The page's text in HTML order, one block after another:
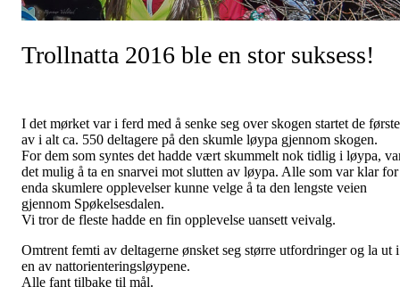
Trollnatta 2016 ble en stor suksess!
I det mørket var i ferd med å senke seg over skogen startet de første
av i alt ca. 550 deltagere på den skumle løypa gjennom skogen.
For dem som syntes det hadde vært skummelt nok tidlig i løypa,
det mulig å ta en snarvei mot slutten av løypa. Alle som var klar for
enda skumlere opplevelser kunne velge å ta den lengste veien
gjennom Spøkelsesdalen.
Vi tror de fleste hadde en fin opplevelse uansett veivalg.
Omtrent femti av deltagerne ønsket seg større utfordringer og la ut i
en av nattorienteringsløypene.
Alle fant tilbake til mål.